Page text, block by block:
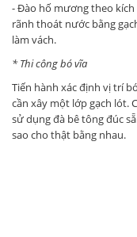
- Đào hố mương theo
rãnh thoát nước bằng
làm vách.
* Thi công bó vĩa
Tiến hành xác định vị trí
cần xây một lớp gạch lót.
sử dụng đà bê tông đúc
sao cho thật bằng nhau.